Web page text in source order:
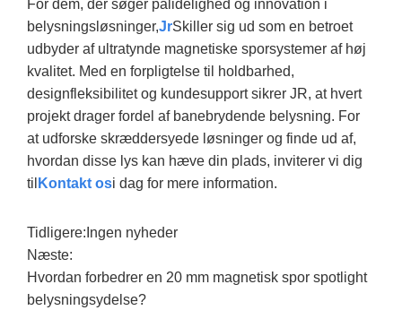
For dem, der søger pålidelighed og innovation i
belysningsløsninger,JrSkiller sig ud som en betroet
udbyder af ultratynde magnetiske sporsystemer af høj
kvalitet. Med en forpligtelse til holdbarhed,
designfleksibilitet og kundesupport sikrer JR, at hvert
projekt drager fordel af banebrydende belysning. For
at udforske skræddersyede løsninger og finde ud af,
hvordan disse lys kan hæve din plads, inviterer vi dig
til Kontakt osi dag for mere information.
Tidligere: Ingen nyheder
Næste:
Hvordan forbedrer en 20 mm magnetisk spor spotlight
belysningsydelse?